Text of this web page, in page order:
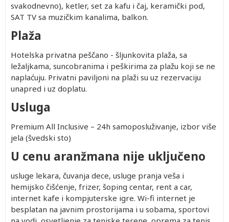
svakodnevno), ketler, set za kafu i čaj, keramički pod,
SAT TV sa muzičkim kanalima, balkon.
Plaža
Hotelska privatna peščano - šljunkovita plaža, sa
ležaljkama, suncobranima i peškirima za plažu koji se ne
naplaćuju. Privatni paviljoni na plaži su uz rezervaciju
unapred i uz doplatu.
Usluga
Premium All Inclusive – 24h samoposluživanje, izbor više
jela (švedski sto)
U cenu aranžmana nije uključeno
usluge lekara, čuvanja dece, usluge pranja veša i
hemijsko čišćenje, frizer, šoping centar, rent a car,
internet kafe i kompjuterske igre. Wi-fi internet je
besplatan na javnim prostorijama i u sobama, sportovi